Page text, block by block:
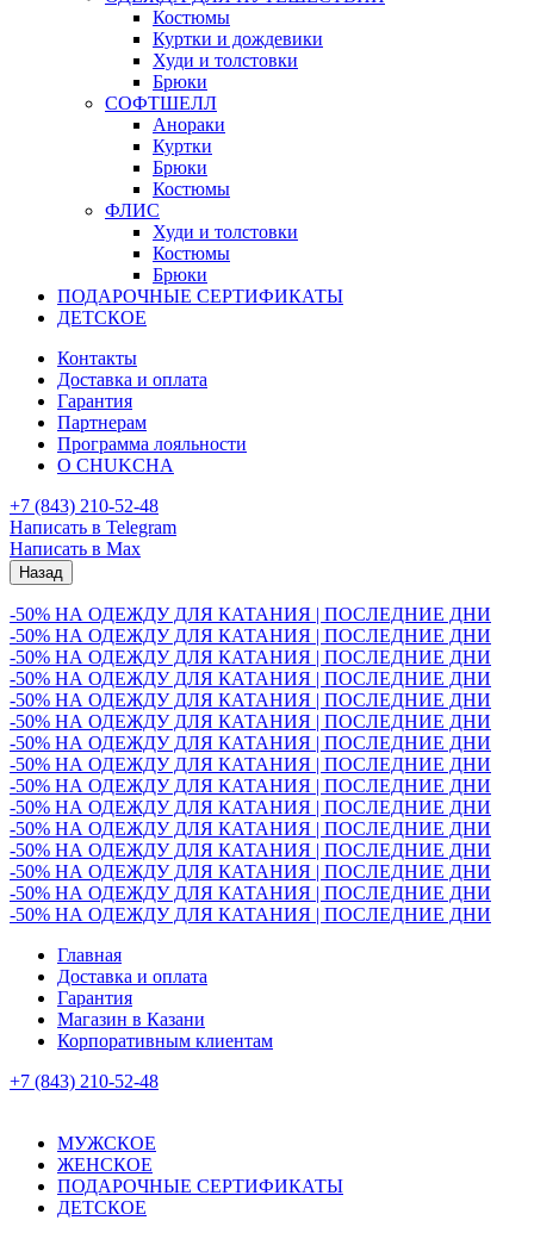
Костюмы
Куртки и дождевики
Худи и толстовки
Брюки
СОФТШЕЛЛ
Анораки
Куртки
Брюки
Костюмы
ФЛИС
Худи и толстовки
Костюмы
Брюки
ПОДАРОЧНЫЕ СЕРТИФИКАТЫ
ДЕТСКОЕ
Контакты
Доставка и оплата
Гарантия
Партнерам
Программа лояльности
О CHUKCHA
+7 (843) 210-52-48
Написать в Telegram
Написать в Max
Назад
-50% НА ОДЕЖДУ ДЛЯ КАТАНИЯ | ПОСЛЕДНИЕ ДНИ
-50% НА ОДЕЖДУ ДЛЯ КАТАНИЯ | ПОСЛЕДНИЕ ДНИ
-50% НА ОДЕЖДУ ДЛЯ КАТАНИЯ | ПОСЛЕДНИЕ ДНИ
-50% НА ОДЕЖДУ ДЛЯ КАТАНИЯ | ПОСЛЕДНИЕ ДНИ
-50% НА ОДЕЖДУ ДЛЯ КАТАНИЯ | ПОСЛЕДНИЕ ДНИ
-50% НА ОДЕЖДУ ДЛЯ КАТАНИЯ | ПОСЛЕДНИЕ ДНИ
-50% НА ОДЕЖДУ ДЛЯ КАТАНИЯ | ПОСЛЕДНИЕ ДНИ
-50% НА ОДЕЖДУ ДЛЯ КАТАНИЯ | ПОСЛЕДНИЕ ДНИ
-50% НА ОДЕЖДУ ДЛЯ КАТАНИЯ | ПОСЛЕДНИЕ ДНИ
-50% НА ОДЕЖДУ ДЛЯ КАТАНИЯ | ПОСЛЕДНИЕ ДНИ
-50% НА ОДЕЖДУ ДЛЯ КАТАНИЯ | ПОСЛЕДНИЕ ДНИ
-50% НА ОДЕЖДУ ДЛЯ КАТАНИЯ | ПОСЛЕДНИЕ ДНИ
-50% НА ОДЕЖДУ ДЛЯ КАТАНИЯ | ПОСЛЕДНИЕ ДНИ
-50% НА ОДЕЖДУ ДЛЯ КАТАНИЯ | ПОСЛЕДНИЕ ДНИ
-50% НА ОДЕЖДУ ДЛЯ КАТАНИЯ | ПОСЛЕДНИЕ ДНИ
Главная
Доставка и оплата
Гарантия
Магазин в Казани
Корпоративным клиентам
+7 (843) 210-52-48
МУЖСКОЕ
ЖЕНСКОЕ
ПОДАРОЧНЫЕ СЕРТИФИКАТЫ
ДЕТСКОЕ